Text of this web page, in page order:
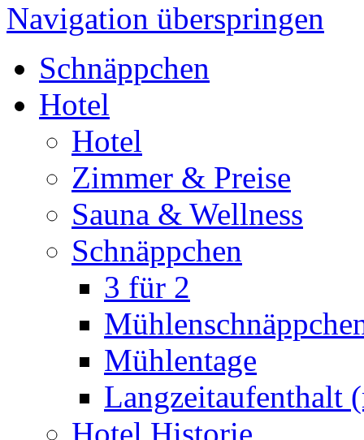
Navigation überspringen
Schnäppchen
Hotel
Hotel
Zimmer & Preise
Sauna & Wellness
Schnäppchen
3 für 2
Mühlentage
Langzeitaufenthalt